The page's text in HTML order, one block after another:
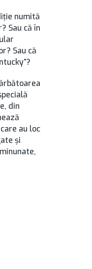
numită
Sau că în
Sau că
din
au loc
și